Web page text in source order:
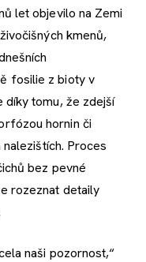
let objevilo na Zemi
kmenů,
fosilie z bioty v
díky tomu, že zdejší
hornin či
Proces
bez pevné
rozeznat detaily
naši pozornost,“